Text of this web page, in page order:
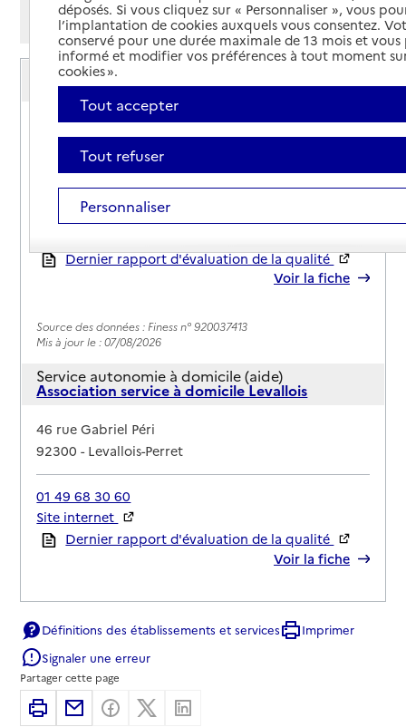
Mode liste
Mode carte
Service autonomie à domicile (aide)
Amélis Domicile services
Adresse
63 rue Edouard Vaillant
92300-Levallois-Perret
01 40 87 05 39
Contact
Rapport HAS
Dernier rapport d'évaluation de la qualité
Voir la fiche
Source des données : Finess n° 920037413
Mis à jour le : 07/08/2026
Service autonomie à domicile (aide)
Association service à domicile Levallois
Adresse
46 rue Gabriel Péri
92300-Levallois-Perret
01 49 68 30 60
Site internet
Rapport HAS
Dernier rapport d'évaluation de la qualité
Voir la fiche
Source des données : Finess n° 920003399
Mis à jour le : 23/07/2026
Service autonomie à domicile (aide)
Axéo Services
Adresse
33 rue Raspail
Définitions des établissements et services
Imprimer
Signaler une erreur
Partager cette page
ImprimerPartager par email
Partager sur Facebook
Partager sur X
déposés. Si vous cliquez sur « Personnaliser », vous
l’implantation de cookies auxquels vous consentez.
conservé pour une durée maximale de 13 mois et
informé et modifier vos préférences à tout moment
cookies ».
Tout accepter
Tout refuser
Personnaliser